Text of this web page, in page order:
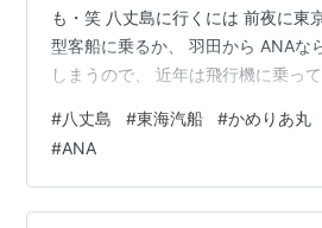
も・笑 八丈島に行くには 前夜に東
型客船に乗るか、 羽田から ANAな
しまうので、 近年は飛行機に乗っ
限りません。 2007年4月、低気圧
フライトです。 強風で着陸が出来
返します。 八丈空港の滑走路に 後
横風に煽られ危ない！ 「ゴゴゴー
#八丈島 #東海汽船 #かめりあ丸
#ANA